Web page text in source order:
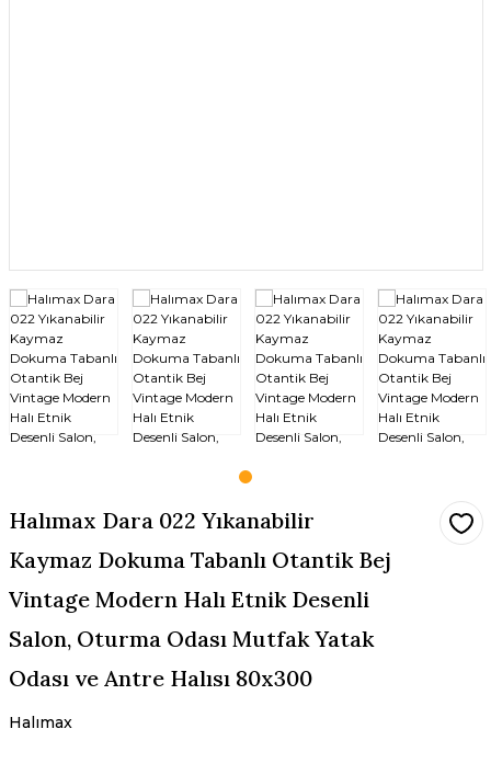
Halımax Dara 022 Yıkanabilir
Kaymaz Dokuma Tabanlı Otantik Bej
Vintage Modern Halı Etnik Desenli
Salon, Oturma Odası Mutfak Yatak
Odası ve Antre Halısı 80x300
Halımax
Yıkanabilir Halı